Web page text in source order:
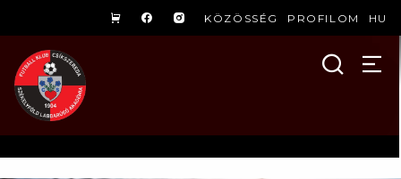
KÖZÖSSÉG PROFILOM HU